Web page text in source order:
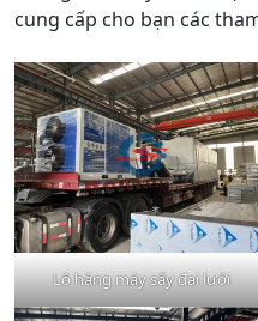
cung cấp cho bạn các
Lô hàng máy sấy đai lưới